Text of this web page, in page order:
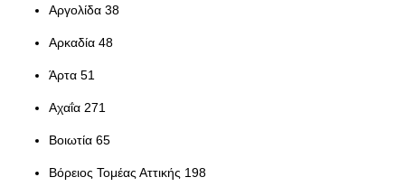
Αργολίδα 38
Αρκαδία 48
Άρτα 51
Αχαΐα 271
Βοιωτία 65
Βόρειος Τομέας Αττικής 198